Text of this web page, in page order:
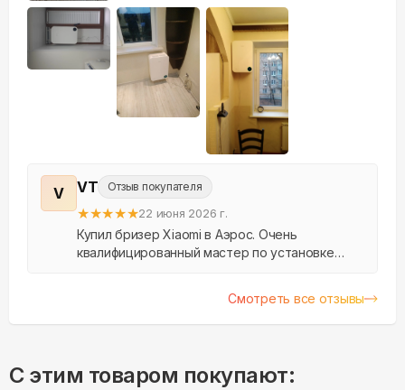
V VT Отзыв покупателя
★★★★★22 июня 2026 г.
Купил бризер Xiaomi в Аэрос. Очень
квалифицированный мастер по установке
Смотреть все отзывы
С этим товаром покупают: